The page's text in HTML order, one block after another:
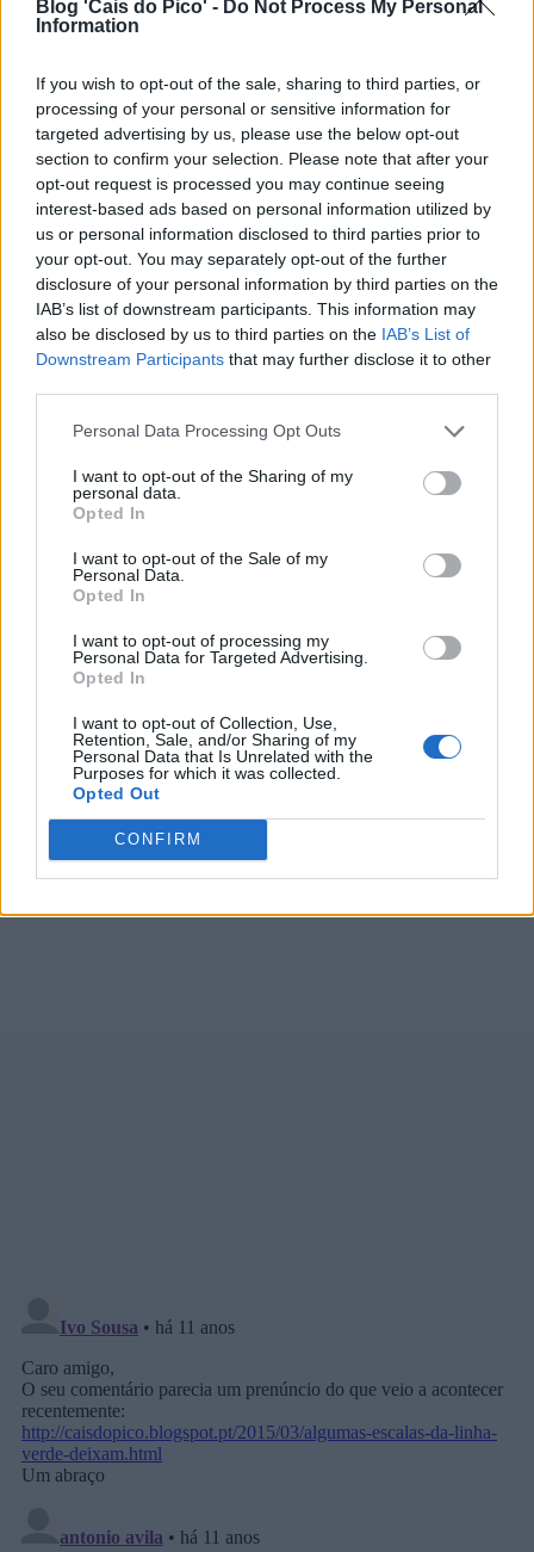
Blog 'Cais do Pico' - Do Not Process My Personal
Information
If you wish to opt-out of the sale, sharing to third parties, or
processing of your personal or sensitive information for
targeted advertising by us, please use the below opt-out
section to confirm your selection. Please note that after your
opt-out request is processed you may continue seeing
interest-based ads based on personal information utilized by
us or personal information disclosed to third parties prior to
your opt-out. You may separately opt-out of the further
disclosure of your personal information by third parties on the
IAB’s list of downstream participants. This information may
also be disclosed by us to third parties on the IAB’s List of
Downstream Participants that may further disclose it to other
Personal Data Processing Opt Outs
I want to opt-out of the Sharing of my
personal data.
Opted In
I want to opt-out of the Sale of my
Personal Data.
Opted In
I want to opt-out of processing my
Personal Data for Targeted Advertising.
Opted In
I want to opt-out of Collection, Use,
Retention, Sale, and/or Sharing of my
Personal Data that Is Unrelated with the
Purposes for which it was collected.
Opted Out
CONFIRM